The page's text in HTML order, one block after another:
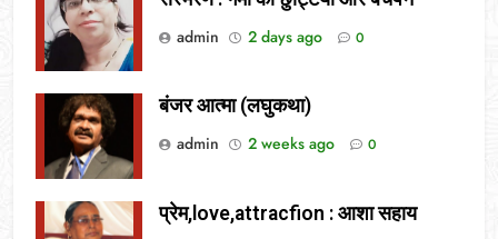
admin
2 days ago 0
बंजर आत्मा (लघुकथा)
admin
2 weeks ago 0
प्रेम,love,attracfion : आशा सहाय